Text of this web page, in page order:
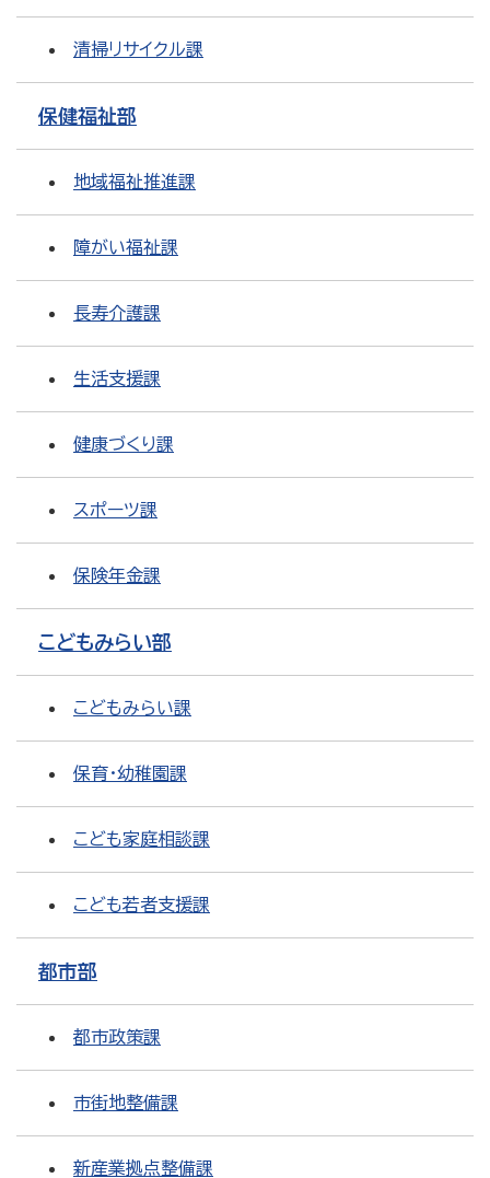
清掃リサイクル課
保健福祉部
地域福祉推進課
障がい福祉課
長寿介護課
生活支援課
健康づくり課
スポーツ課
保険年金課
こどもみらい部
こどもみらい課
保育・幼稚園課
こども家庭相談課
こども若者支援課
都市部
都市政策課
市街地整備課
新産業拠点整備課